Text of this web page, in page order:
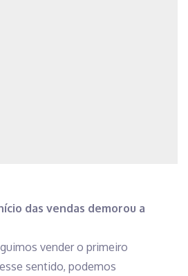
das vendas demorou a
vender o primeiro
sentido, podemos